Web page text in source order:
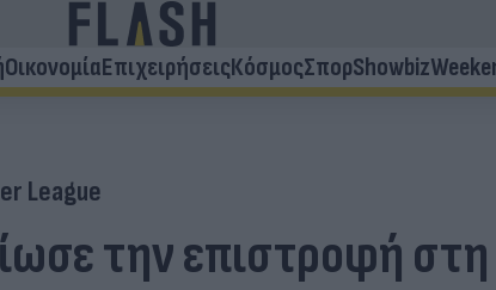
ΟικονομίαΕπιχειρήσειςΚόσμοςΣπορShowbiz
League
την επιστροφή